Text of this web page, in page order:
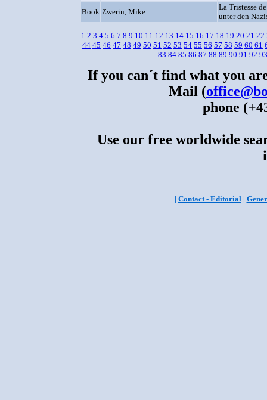
Book Zwerin, Mike
La Tristesse
unter den
1 2 3 4 5 6 7 8 9 10 11 12 13 14 15 16 17 18 19 20 21 22
44 45 46 47 48 49 50 51 52 53 54 55 56 57 58 59 60 61
83 84 85 86 87 88 89 90 91 92 93
If you can´t find what you
Mail (
phone
Use our free worldwide
| Contact - Editorial|